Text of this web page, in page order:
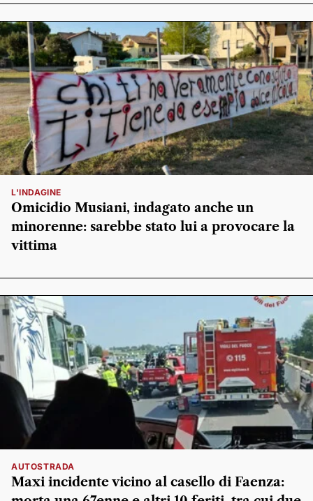
L'INDAGINE
Omicidio Musiani, indagato anche un
minorenne: sarebbe stato lui a provocare la
vittima
AUTOSTRADA
Maxi incidente vicino al casello di Faenza: